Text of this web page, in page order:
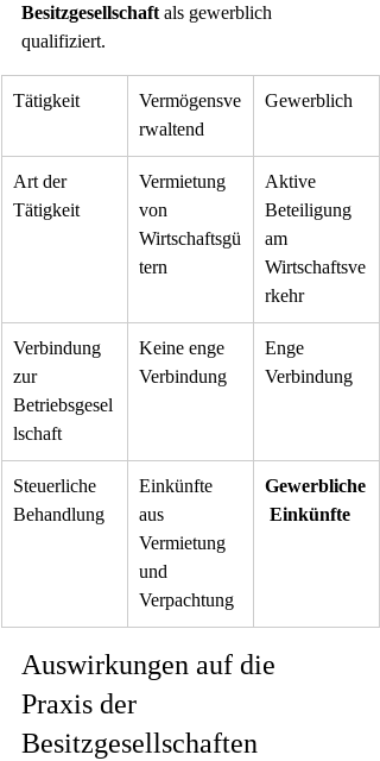
Besitzgesellschaft als gewerblich
qualifiziert.
Tätigkeit
Vermögensve
rwaltend
Gewerblich
Art der
Tätigkeit
Vermietung
von
Wirtschaftsgü
tern
Aktive
Beteiligung
am
Wirtschaftsve
rkehr
Verbindung
zur
Betriebsgesel
lschaft
Keine enge
Verbindung
Enge
Verbindung
Steuerliche
Behandlung
Einkünfte
aus
Vermietung
und
Verpachtung
Gewerbliche
Einkünfte
Auswirkungen auf die
Praxis der
Besitzgesellschaften